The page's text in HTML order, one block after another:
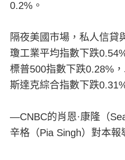
0.2%。
隔夜美國市場，私人信貸
瓊工業平均指數下跌
標普500指數下跌0.28%
斯達克綜合指數下跌
—CNBC的肖恩·康隆（
辛格（Pia Singh）對本報